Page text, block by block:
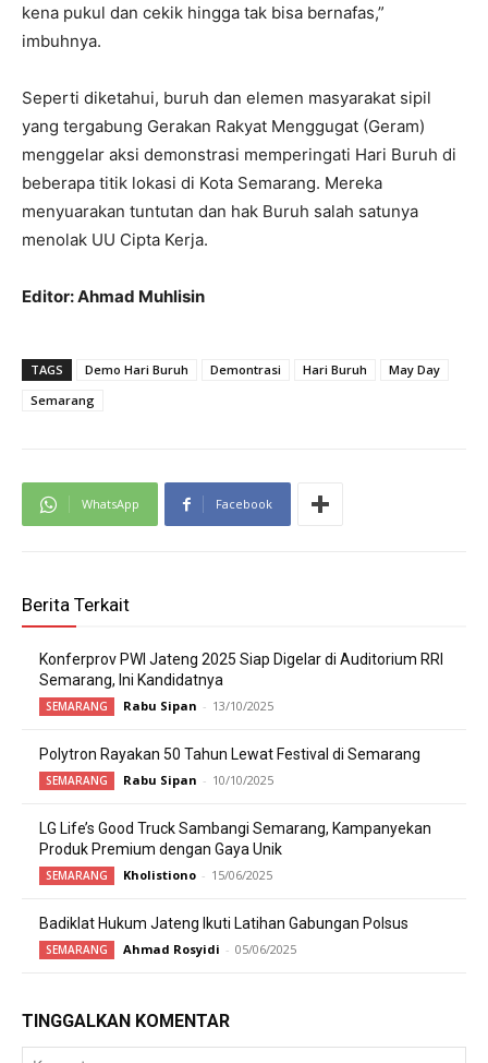
kena pukul dan cekik hingga tak bisa bernafas,”
imbuhnya.
Seperti diketahui, buruh dan elemen masyarakat sipil
yang tergabung Gerakan Rakyat Menggugat (Geram)
menggelar aksi demonstrasi memperingati Hari Buruh di
beberapa titik lokasi di Kota Semarang. Mereka
menyuarakan tuntutan dan hak Buruh salah satunya
menolak UU Cipta Kerja.
Editor: Ahmad Muhlisin
TAGS Demo Hari Buruh Demontrasi Hari Buruh
May Day
Semarang
WhatsApp Facebook
Berita Terkait
Konferprov PWI Jateng 2025 Siap Digelar di Auditorium RRI
Semarang, Ini Kandidatnya
SEMARANG Rabu Sipan - 13/10/2025
Polytron Rayakan 50 Tahun Lewat Festival di Semarang
SEMARANG Rabu Sipan - 10/10/2025
LG Life’s Good Truck Sambangi Semarang, Kampanyekan
Produk Premium dengan Gaya Unik
SEMARANG Kholistiono - 15/06/2025
Badiklat Hukum Jateng Ikuti Latihan Gabungan Polsus
SEMARANG Ahmad Rosyidi - 05/06/2025
TINGGALKAN KOMENTAR